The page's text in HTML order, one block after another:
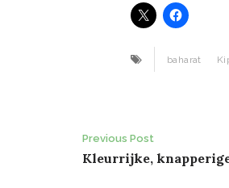
baharat
Post
navigation
Previous Post
Kleurrijke,